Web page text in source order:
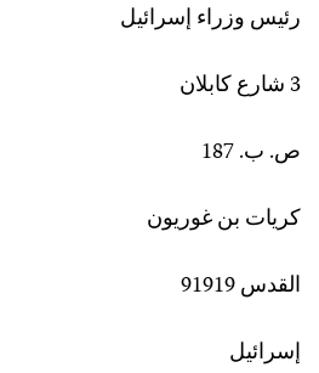
رئيس وزراء إسرائيل
3 شارع كابلان
ص. ب. 187
كريات بن غوريون
القدس 91919
إسرائيل